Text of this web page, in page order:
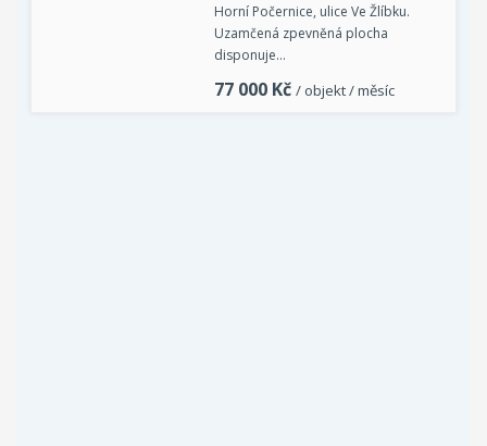
Horní Počernice, ulice Ve Žlíbku.
Uzamčená zpevněná plocha
disponuje…
77 000 Kč / objekt / měsíc